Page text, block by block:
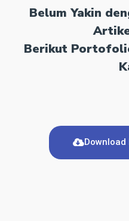
Belum Yakin
Berikut